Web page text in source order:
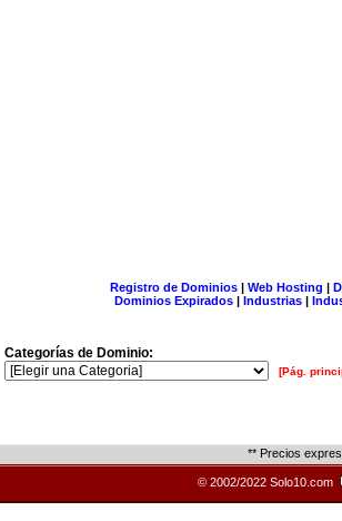
Registro de Dominios| Web Hosting |
Dominios Expirados | Industrias |
Categorías de Dominio:
[Pág.
** Precios
© 2002/2022 Solo10.com